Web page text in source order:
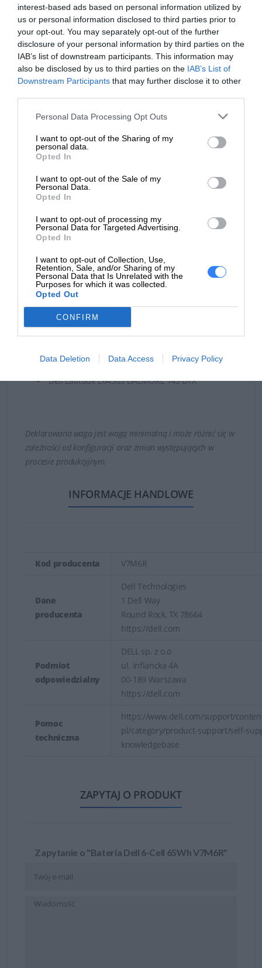
interest-based ads based on personal information utilized by
us or personal information disclosed to third parties prior to
your opt-out. You may separately opt-out of the further
disclosure of your personal information by third parties on the
IAB’s list of downstream participants. This information may
also be disclosed by us to third parties on the IAB’s List of
Downstream Participants that may further disclose it to other
Personal Data Processing Opt Outs
I want to opt-out of the Sharing of my
personal data.
Opted In
I want to opt-out of the Sale of my
Personal Data.
Opted In
I want to opt-out of processing my
Personal Data for Targeted Advertising.
Opted In
I want to opt-out of Collection, Use,
Retention, Sale, and/or Sharing of my
Personal Data that Is Unrelated with the
Purposes for which it was collected.
Opted Out
CONFIRM
Data Deletion Data Access Privacy Policy
OPIS PRODUKTU
SPECYFIKACJA
W celu potwierdzenia kompatybilności baterii prosimy o
Bateria może być kompatybilna z laptopami Dell:
Dell Latitude E6230 DALMORE 12
Dell Latitude E6230 DALMORE 12 BTX
Dell Latitude E6320 MACALLAN 13
Dell Latitude E6330 DALMORE 13
Dell Latitude E6330 DALMORE 13 BTX
Dell Latitude E6430S DALMORE 14 LITE
Dell Latitude E6430S DALMORE 14S BTX
Deklarowana waga jest wagą minimalną i może różnić się w
zależności od konfiguracji oraz zmian występujących w
procesie produkcyjnym.
INFORMACJE HANDLOWE
Kod producenta V7M6R
Dane
producenta
Dell Technologies
1 Dell Way
Round Rock, TX 78664
https://dell.com
Podmiot
odpowiedzialny
DELL sp. z o.o
ul. Inflancka 4A
00-189 Warszawa
https://dell.com
Pomoc
techniczna
https://www.dell.com/support/
pl/category/product-support/self-
knowledgebase
ZAPYTAJ O PRODUKT
Zapytanie o "Bateria Dell 6-Cell 65Wh V7M6R"